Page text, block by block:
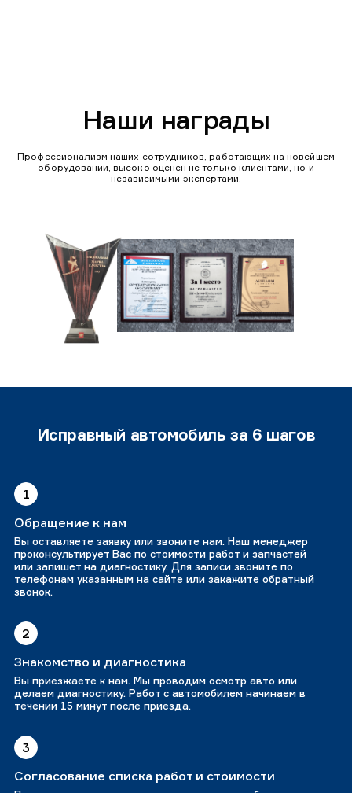
Наши награды
Профессионализм наших сотрудников, работающих на новейшем
оборудовании, высоко оценен не только клиентами, но и
независимыми экспертами.
Исправный автомобиль за 6 шагов
1
Обращение к нам
Вы оставляете заявку или звоните нам. Наш менеджер
проконсультирует Вас по стоимости работ и запчастей
или запишет на диагностику. Для записи звоните по
телефонам указанным на сайте или закажите обратный
звонок.
2
Знакомство и диагностика
Вы приезжаете к нам. Мы проводим осмотр авто или
делаем диагностику. Работ с автомобилем начинаем в
течении 15 минут после приезда.
3
Согласование списка работ и стоимости